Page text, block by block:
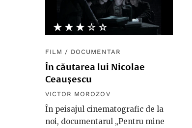
★★★★★
☆☆☆☆☆
FILM / DOCUMENTAR
În căutarea lui Nicolae
Ceaușescu
VICTOR MOROZOV
În peisajul cinematografic de la
noi, documentarul „Pentru mine